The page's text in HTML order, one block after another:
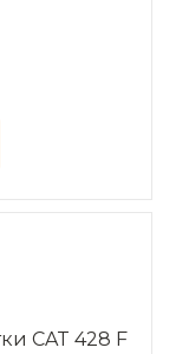
CAT 428 F